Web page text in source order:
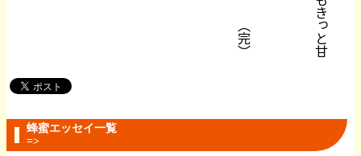
き
っ
と
甘
︵
完
︶
蜂蜜エッセイ一覧
=>